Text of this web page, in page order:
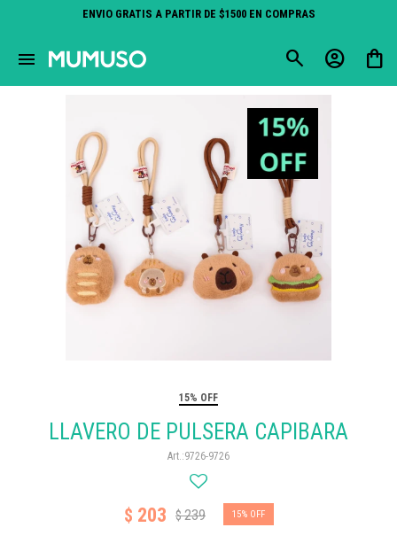
ENVIO GRATIS A PARTIR DE $1500 EN COMPRAS
menu
15% OFF
LLAVERO DE PULSERA CAPIBARA
9726-9726
$ 203 $239 15
close